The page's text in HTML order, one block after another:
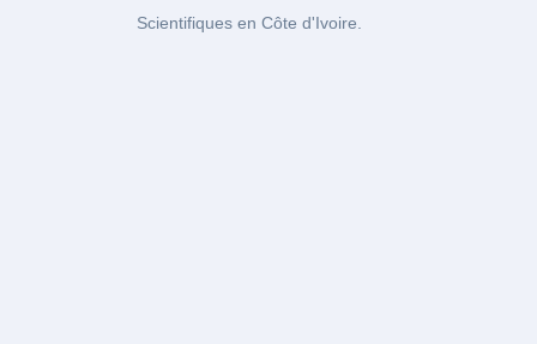
Scientifiques en Côte d'Ivoire.